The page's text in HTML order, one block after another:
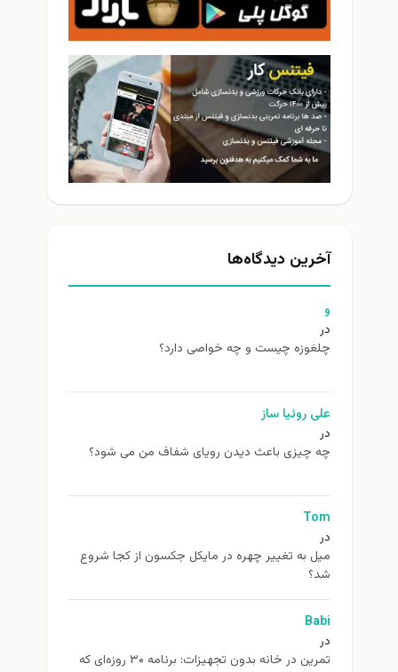
دیدگاه‌ها
چیست و چه خواصی دارد؟
چیزی باعث دیدن رویای شفاف من می شود؟
به تغيير چهره در مایکل جکسون از كجا شروع
تمرین در خانه بدون تجهیزات: برنامه ۳۰ روزه‌ای که